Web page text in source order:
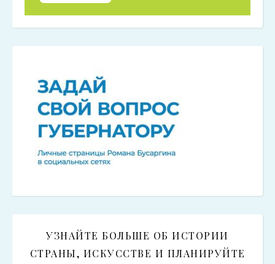
УЗНАЙТЕ БОЛЬШЕ ОБ ИСТОРИИ
СТРАНЫ, ИСКУССТВЕ И ПЛАНИРУЙТЕ